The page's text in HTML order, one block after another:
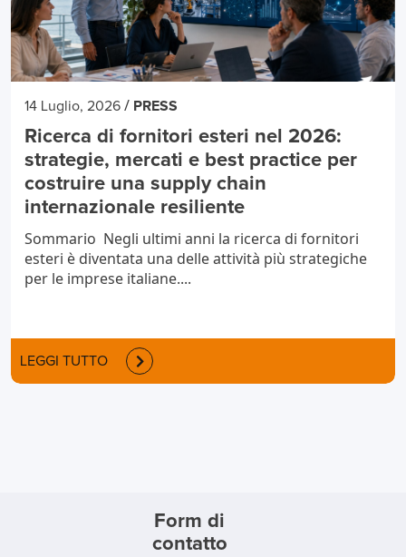
14 Luglio, 2026 / PRESS
Ricerca di fornitori esteri nel 2026:
strategie, mercati e best practice per
costruire una supply chain
internazionale resiliente
Sommario Negli ultimi anni la ricerca di fornitori
esteri è diventata una delle attività più strategiche
per le imprese italiane....
LEGGI TUTTO
Form di
contatto